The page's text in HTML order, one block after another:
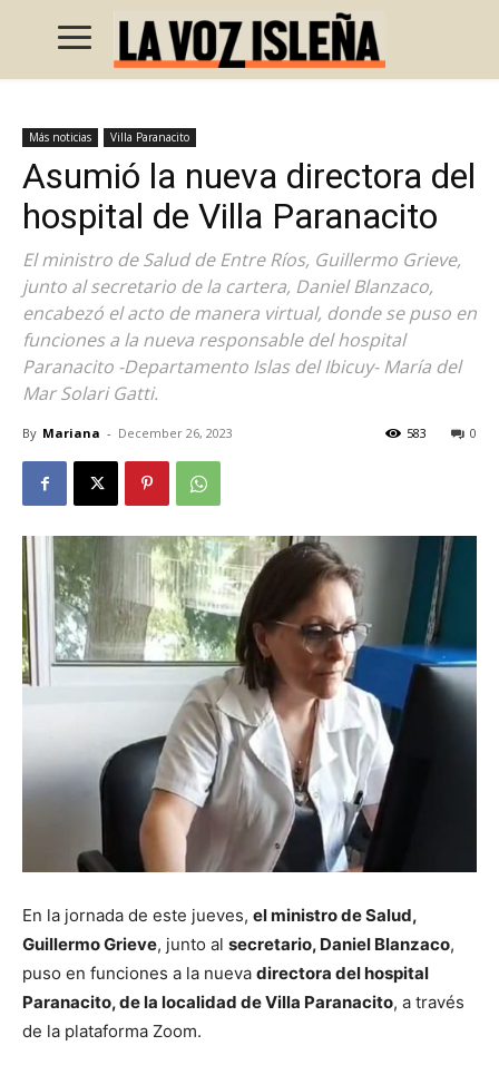
Más noticias Villa Paranacito
Asumió la nueva directora del
hospital de Villa Paranacito
El ministro de Salud de Entre Ríos, Guillermo Grieve,
junto al secretario de la cartera, Daniel Blanzaco,
encabezó el acto de manera virtual, donde se puso en
funciones a la nueva responsable del hospital
Paranacito -Departamento Islas del Ibicuy- María del
Mar Solari Gatti.
By Mariana - December 26, 2023 0
583
En la jornada de este jueves, el ministro de Salud,
Guillermo Grieve, junto al secretario, Daniel Blanzaco,
puso en funciones a la nueva directora del hospital
Paranacito, de la localidad de Villa Paranacito, a través
de la plataforma Zoom.